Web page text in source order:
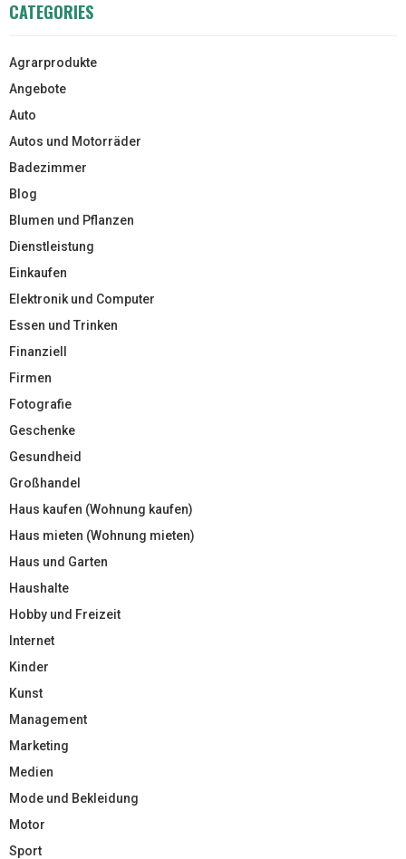
CATEGORIES
Agrarprodukte
Angebote
Auto
Autos und Motorräder
Badezimmer
Blog
Blumen und Pflanzen
Dienstleistung
Einkaufen
Elektronik und Computer
Essen und Trinken
Finanziell
Firmen
Fotografie
Geschenke
Gesundheid
Großhandel
Haus kaufen (Wohnung kaufen)
Haus mieten (Wohnung mieten)
Haus und Garten
Haushalte
Hobby und Freizeit
Internet
Kinder
Kunst
Management
Marketing
Medien
Mode und Bekleidung
Motor
Sport